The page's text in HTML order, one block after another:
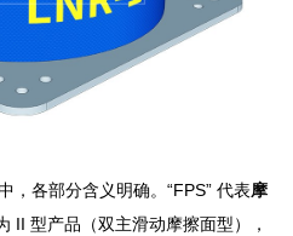
，各部分含义明确。“FPS” 代表摩
II 型产品（双主滑动摩擦面型），